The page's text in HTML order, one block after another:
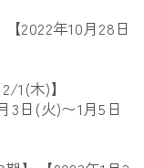
2022年10月28日
1(木)】
3日(火)〜1月5日